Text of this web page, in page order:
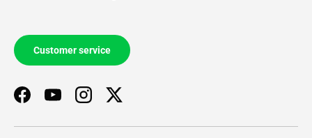
Customer service
FacebookYouTubeInstagramTwitter